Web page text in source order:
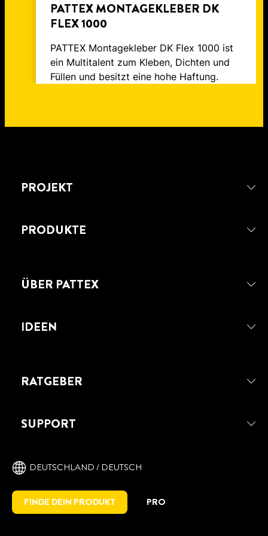
PATTEX MONTAGEKLEBER DK
FLEX 1000
PATTEX Montagekleber DK Flex 1000 ist
ein Multitalent zum Kleben, Dichten und
Füllen und besitzt eine hohe Haftung.
PROJEKT
PRODUKTE
ÜBER PATTEX
IDEEN
RATGEBER
SUPPORT
DEUTSCHLAND / DEUTSCH
FINDE DEIN PRODUKT PRO